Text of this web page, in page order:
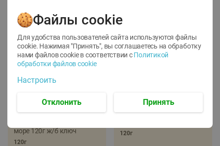
- 22
5.79
Икра трески
тихоокеанской
море 120г ж/б ключ
120г
Икра сельди
тихоокеанской Лунское
120г
Файлы cookie
Для удобства пользователей сайта используются файлы
cookie. Нажимая "Принять", вы соглашаетесь на обработку
нами файлов cookie в соответствии с Политикой
обработки файлов cookie
Настроить
Отклонить Принять